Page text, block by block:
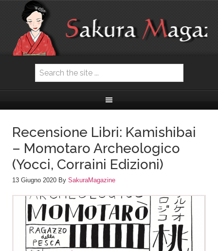
Recensione Libri: Kamishibai
– Momotaro Archeologico
(Yocci, Corraini Edizioni)
13 Giugno 2020 By SakuraMagazine